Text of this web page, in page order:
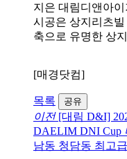
지은 대림디앤아
시공은 상지리츠
축으로 유명한 상
[매경닷컴]
목록 공유
이전 [대림 D&I]
DAELIM DNI Cup
남동 청담동 최고